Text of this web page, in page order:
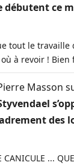
débutent ce
tout le
à revoir ! Bien
Masson
des
CANICULE ...